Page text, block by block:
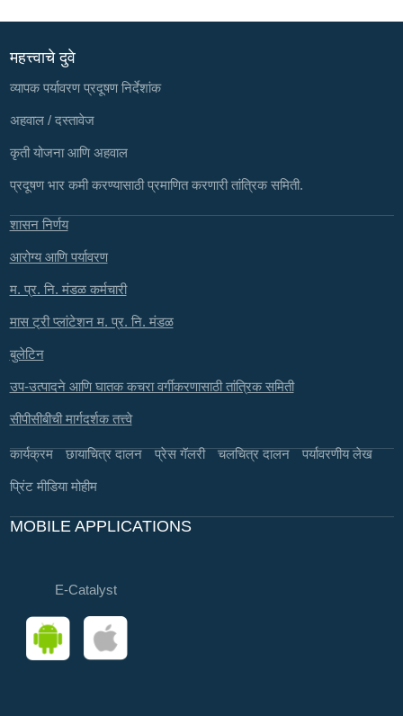
महत्त्वाचे दुवे
व्यापक पर्यावरण प्रदूषण निर्देशांक
अहवाल / दस्तावेज
कृती योजना आणि अहवाल
प्रदूषण भार कमी करण्यासाठी प्रमाणित करणारी तांत्रिक समिती.
शासन निर्णय
आरोग्य आणि पर्यावरण
म. प्र. नि. मंडळ कर्मचारी
मास ट्री प्लांटेशन म. प्र. नि. मंडळ
बुलेटिन
उप-उत्पादने आणि घातक कचरा वर्गीकरणासाठी तांत्रिक समिती
सीपीसीबीची मार्गदर्शक तत्त्वे
कार्यक्रम छायाचित्र दालन प्रेस गॅलरी चलचित्र दालन पर्यावरणीय लेख
प्रिंट मीडिया मोहीम
MOBILE APPLICATIONS
E-Catalyst